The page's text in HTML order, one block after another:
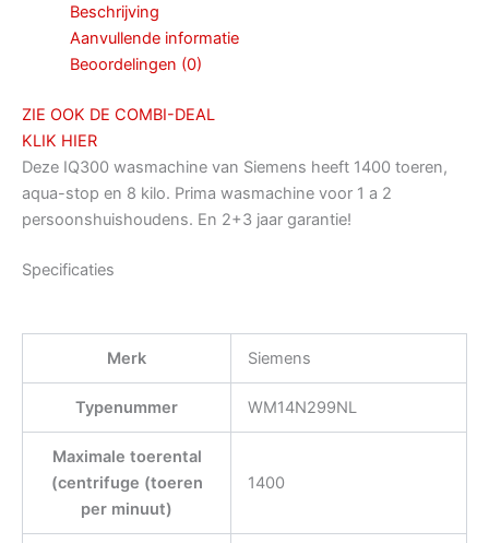
Beschrijving
Aanvullende informatie
Beoordelingen (0)
ZIE OOK DE COMBI-DEAL
KLIK HIER
Deze IQ300 wasmachine van Siemens heeft 1400 toeren,
aqua-stop en 8 kilo. Prima wasmachine voor 1 a 2
persoonshuishoudens. En 2+3 jaar garantie!
Specificaties
Merk Siemens
Typenummer WM14N299NL
Maximale toerental
(centrifuge (toeren
per minuut)
1400